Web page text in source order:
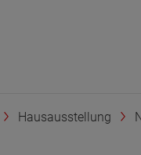
Hausausstellung